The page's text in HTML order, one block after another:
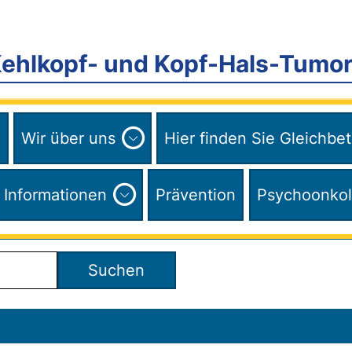
und Kopf-Hals-
Wir über uns Expand
menu
Hier finden Sie
Informationen Expand
menu
Prävention
Service
Menu